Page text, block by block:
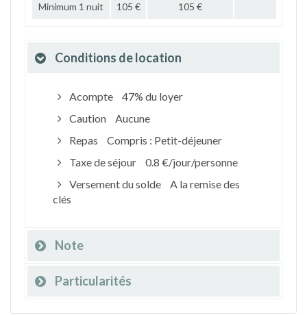
Minimum 1 nuit 105 € 105 €
Conditions de location
Acompte
47% du loyer
Caution
Aucune
Repas
Compris : Petit-déjeuner
Taxe de séjour
0.8 €/jour/personne
Versement du solde
A la remise des
clés
Note
Particularités